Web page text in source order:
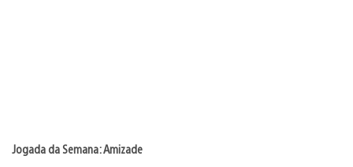
Jogada da Semana: Amizade